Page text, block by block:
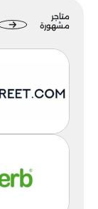
متاجر
مشهورة